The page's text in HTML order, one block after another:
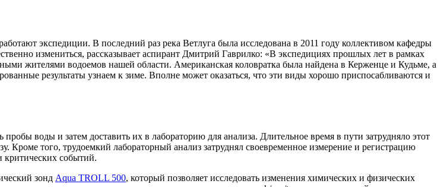
экспедиции. В последний раз река Ветлуга была исследована в 2011 году коллективом кафедры
измениться, рассказывает аспирант Дмитрий Гаврилко: «В экспедициях прошлых лет в рамках
жителями водоемов нашей области. Американская коловратка была найдена в Керженце и Кудьме, а
результаты узнаем к зиме. Вполне может оказаться, что эти виды хорошо приспосабливаются и
воды и затем доставить их в лабораторию для анализа. Длительное время в пути затрудняло этот
Кроме того, трудоемкий лабораторный анализ затруднял своевременное измерение и регистрацию
критических событий.
зонд Aqua TROLL 500, который позволяет исследовать изменения химических и физических